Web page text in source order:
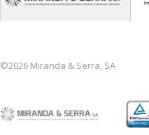
©2026 Miranda & Serra, SA